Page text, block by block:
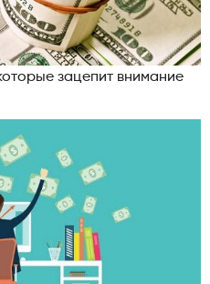
зацепит внимание